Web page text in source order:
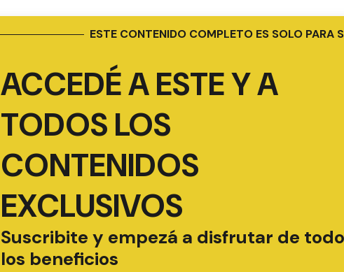
ESTE CONTENIDO COMPLETO ES SOLO PARA
ACCEDÉ A ESTE Y A
TODOS LOS
CONTENIDOS
EXCLUSIVOS
Suscribite y empezá a disfrutar de
los beneficios